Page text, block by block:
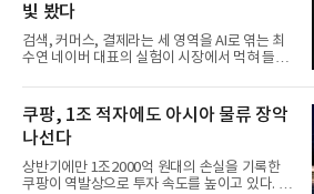
빛 봤다
검색, 커머스, 결제라는 세 영역을 AI로 엮는 최
수연 네이버 대표의 실험이 시장에서 먹혀 들어
쿠팡, 1조 적자에도 아시아 물류 장악
나선다
상반기에만 1조2000억 원대의 손실을 기록한
쿠팡이 역발상으로 투자 속도를 높이고 있다. 이